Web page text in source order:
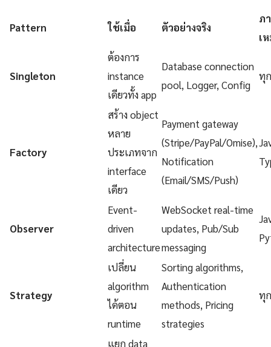
Pattern ใช้เมื่อ ตัวอย่างจริง
ภ
เ
Singleton
ต้องการ
instance
เดียวทั้ง app
Database connection
pool, Logger, Config
ทุ
Factory
สร้าง object
หลาย
ประเภทจาก
interface
เดียว
Payment gateway
(Stripe/PayPal/Omise),
Notification
(Email/SMS/Push)
Observer
Event-
driven
architecture
WebSocket real-time
updates, Pub/Sub
messaging
Strategy
เปลี่ยน
algorithm
ได้ตอน
runtime
Sorting algorithms,
Authentication
methods, Pricing
strategies
ทุ
แยก data